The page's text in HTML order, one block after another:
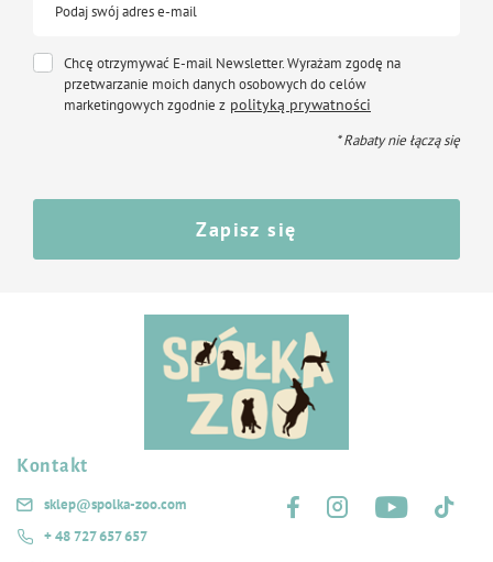
Podaj swój adres e-mail
Chcę otrzymywać E-mail Newsletter. Wyrażam zgodę na
przetwarzanie moich danych osobowych do celów
marketingowych zgodnie z polityką prywatności
* Rabaty nie łączą się
Zapisz się
Kontakt
sklep@spolka-zoo.com
+ 48 727 657 657